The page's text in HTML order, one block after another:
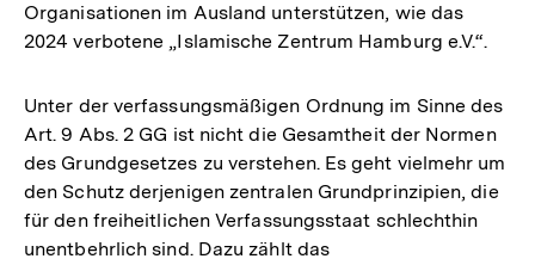
Organisationen im Ausland unterstützen, wie das
2024 verbotene „Islamische Zentrum Hamburg e.V.“.
Unter der verfassungsmäßigen Ordnung im Sinne des
Art. 9 Abs. 2 GG ist nicht die Gesamtheit der Normen
des Grundgesetzes zu verstehen. Es geht vielmehr um
den Schutz derjenigen zentralen Grundprinzipien, die
für den freiheitlichen Verfassungsstaat schlechthin
unentbehrlich sind. Dazu zählt das